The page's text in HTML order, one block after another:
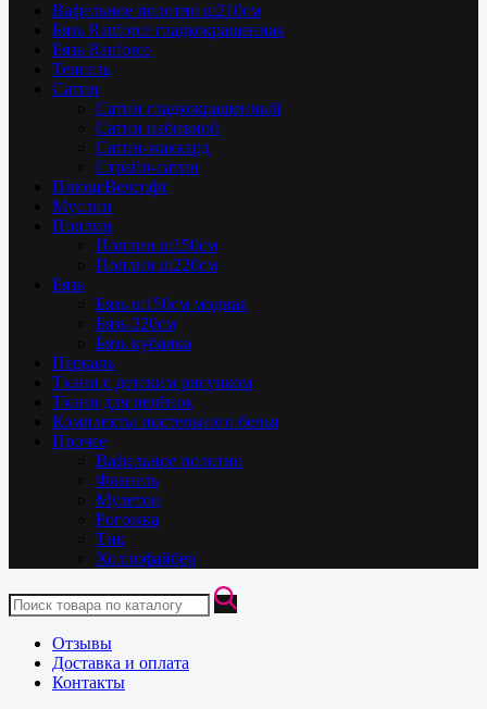
Вафельное полотно ш210см
Бязь Ranforce гладкокрашенная
Бязь Ranforce
Тенсель
Сатин
Сатин гладкокрашенный
Сатин набивной
Сатин-жаккард
Страйп-сатин
Плюш/Велсофт
Муслин
Поплин
Поплин ш150см
Поплин ш220см
Бязь
Бязь ш150см модная
Бязь 220см
Бязь кубанка
Перкаль
Ткани с детским рисунком
Ткани для пелёнок
Комплекты постельного белья
Прочее
Вафельное полотно
Фланель
Мулетон
Рогожка
Тик
Холлофайбер
Отзывы
Доставка и оплата
Контакты